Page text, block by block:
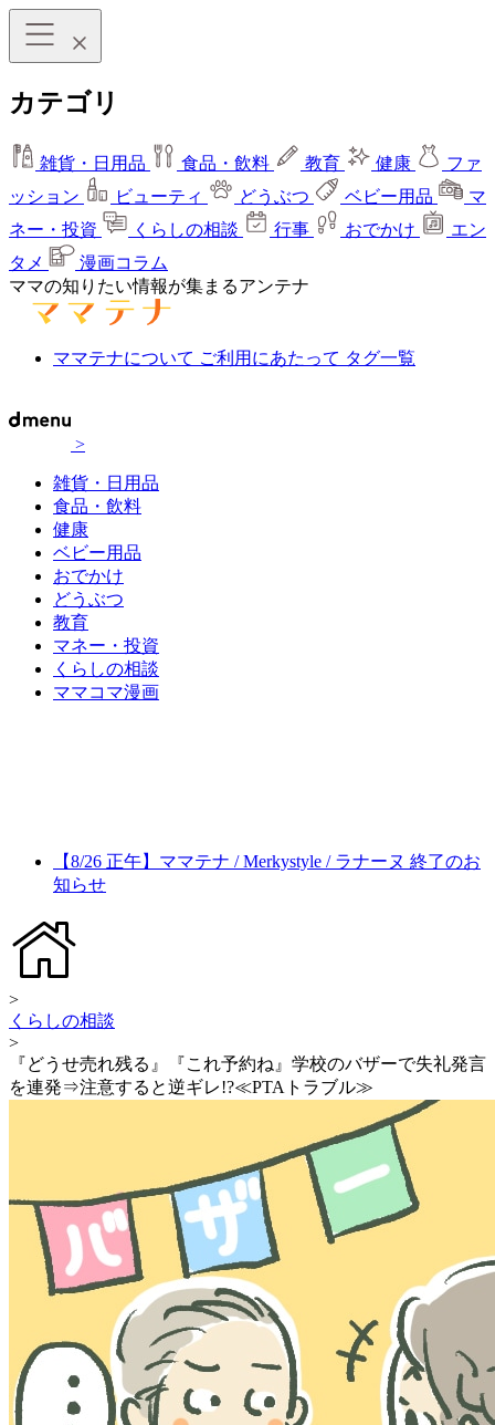
カテゴリ
雑貨・日用品 食品・飲料 教育 健康
ファ
ッション
ビューティ どうぶつ ベビー用品
マ
ネー・投資
くらしの相談 行事 おでかけ
エン
タメ
漫画コラム
ママの知りたい情報が集まるアンテナ
ママテナについて ご利用にあたって タグ一覧
>
雑貨・日用品
食品・飲料
健康
ベビー用品
おでかけ
どうぶつ
教育
マネー・投資
くらしの相談
ママコマ漫画
【8/26 正午】ママテナ / Merkystyle / ラナーヌ 終了のお
知らせ
>
くらしの相談
>
『どうせ売れ残る』『これ予約ね』学校のバザーで失礼発言
を連発⇒注意すると逆ギレ!?≪PTAトラブル≫